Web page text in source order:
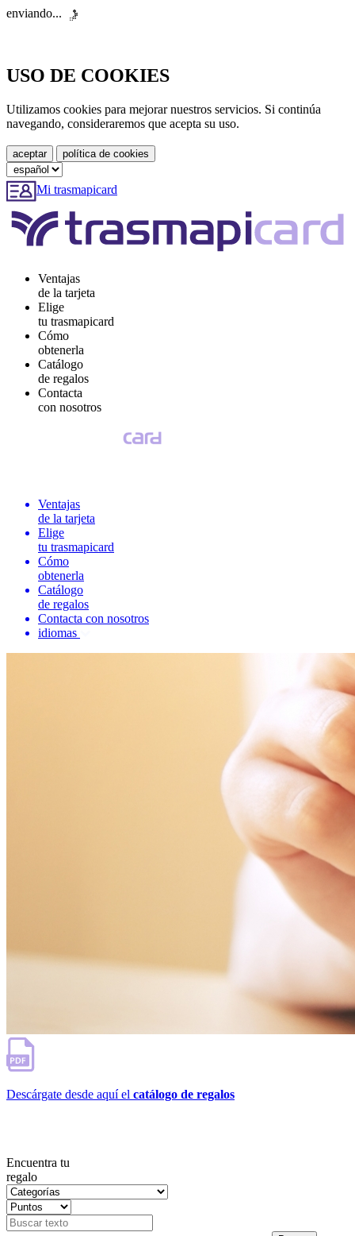
enviando...
USO DE COOKIES
Utilizamos cookies para mejorar nuestros servicios. Si continúa
navegando, consideraremos que acepta su uso.
Mi trasmapicard
Ventajas
de la tarjeta
Elige
tu trasmapicard
Cómo
obtenerla
Catálogo
de regalos
Contacta
con nosotros
Ventajas
de la tarjeta
Elige
tu trasmapicard
Cómo
obtenerla
Catálogo
de regalos
Contacta con nosotros
idiomas
Descárgate desde aquí el catálogo de regalos
Encuentra tu
regalo